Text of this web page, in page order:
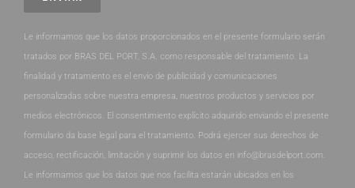
Le informamos que los datos proporcionados en el presente formulario serán
tratados por BRAS DEL PORT, S.A. como responsable del tratamiento. La
finalidad y tratamiento es el envío de publicidad y comunicaciones
personalizadas sobre nuestra empresa, nuestros productos y servicios por
medios electrónicos. El consentimiento explícito adquirido enviando el presente
formulario da base legal para el tratamiento. Podrá ejercer sus derechos de
acceso, rectificación, limitación y suprimir los datos en info@brasdelport.com.
Le informamos que los datos que nos facilita estarán ubicados en los